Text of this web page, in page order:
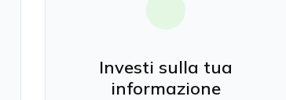
Investi sulla tua
informazione